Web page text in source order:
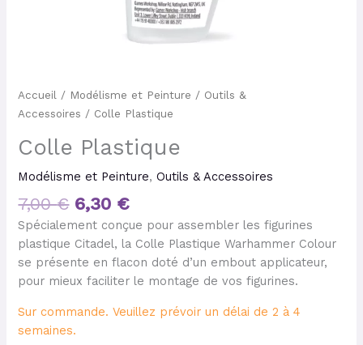
Accueil / Modélisme et Peinture / Outils &
Accessoires / Colle Plastique
Colle Plastique
Modélisme et Peinture,Outils & Accessoires
7,00€ 6,30 €
Spécialement conçue pour assembler les figurines
plastique Citadel, la Colle Plastique Warhammer Colour
se présente en flacon doté d’un embout applicateur,
pour mieux faciliter le montage de vos figurines.
Sur commande. Veuillez prévoir un délai de 2 à 4
semaines.